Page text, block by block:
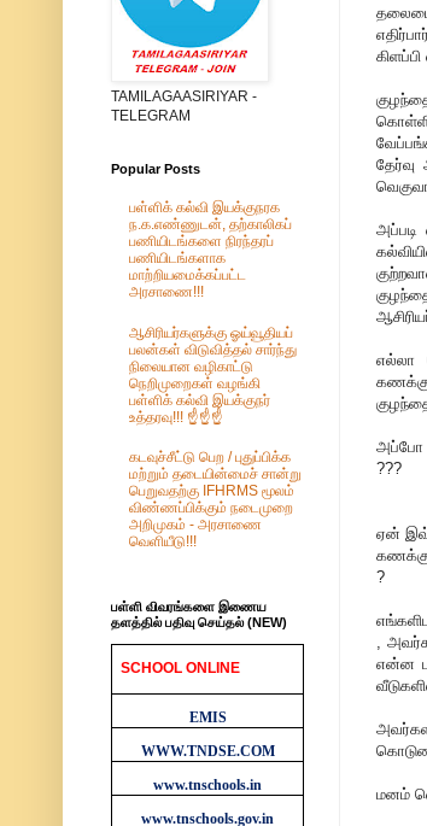
எல்லா
அப்போ ,
???
ஏன்
?
,
என்ன
மனம்
TAMILAGAASIRIYAR -
TELEGRAM
Popular Posts
பள்ளிக் கல்வி இயக்குநரக
ந.க.எண்ணுடன், தற்காலிகப்
பணியிடங்களை நிரந்தரப்
பணியிடங்களாக
மாற்றியமைக்கப்பட்ட
அரசாணை!!!
ஆசிரியர்களுக்கு ஓய்வூதியப்
பலன்கள் விடுவித்தல் சார்ந்து
நிலையான வழிகாட்டு
நெறிமுறைகள் வழங்கி
பள்ளிக் கல்வி இயக்குநர்
உத்தரவு!!! ☝️☝️☝️
கடவுச்சீட்டு பெற / புதுப்பிக்க
மற்றும் தடையின்மைச் சான்று
பெறுவதற்கு IFHRMS மூலம்
விண்ணப்பிக்கும் நடைமுறை
அறிமுகம் - அரசாணை
வெளியீடு!!!
பள்ளி விவரங்களை இணைய
தளத்தில் பதிவு செய்தல் (NEW)
SCHOOL ONLINE
EMIS
WWW.TNDSE.COM
www.tnschools.in
www.tnschools.gov.in